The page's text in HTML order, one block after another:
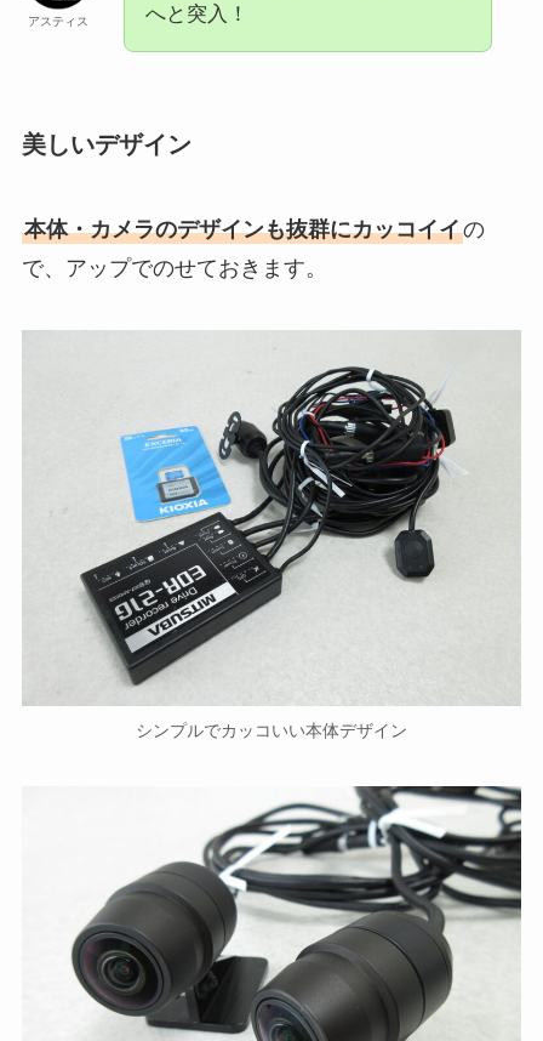
アスティス
へと突入！
美しいデザイン
本体・カメラのデザインも抜群にカッコイイの
で、アップでのせておきます。
シンプルでカッコいい本体デザイン